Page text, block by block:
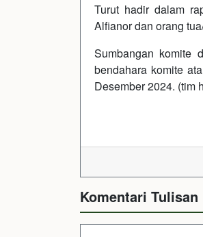
Turut hadir dalam
Alfianor dan orang
Sumbangan komite
bendahara komite
Desember 2024. (tim
Komentari Tulisan